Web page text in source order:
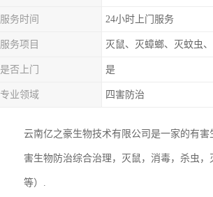
服务时间 24小时上门服务
服务项目 灭鼠、灭蟑螂、灭蚊虫
是否上门 是
专业领域 四害防治
云南亿之豪生物技术有限公司是一家的有
害生物防治综合治理，灭鼠，消毒，杀虫
等）.